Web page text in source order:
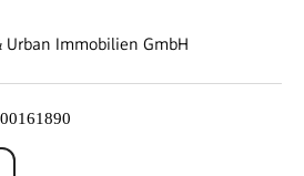
Urban Immobilien GmbH